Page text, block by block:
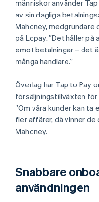
människor använder
av sin dagliga
Mahoney,
på Lopay. ”Det håller
emot betalningar – det
många handlare.”
Överlag har Tap to Pay
försäljningstillväxten
”Om våra kunder kan ta
fler affärer, då vinner de
Mahoney.
Snabbare
användningen